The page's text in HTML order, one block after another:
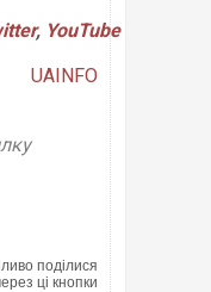
, YouTube
UAINFO
поділися
ці кнопки